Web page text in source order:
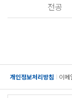
전공
개인정보처리방침 이메